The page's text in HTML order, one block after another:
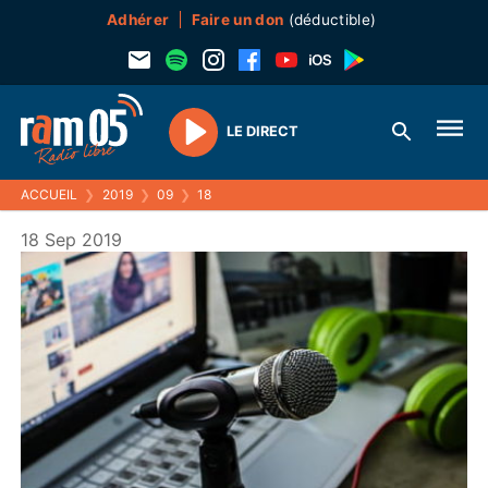
Adhérer Faire un don (déductible)
Play
LE DIRECT
ACCUEIL ❯ 2019 ❯ 09 ❯ 18
18 Sep 2019